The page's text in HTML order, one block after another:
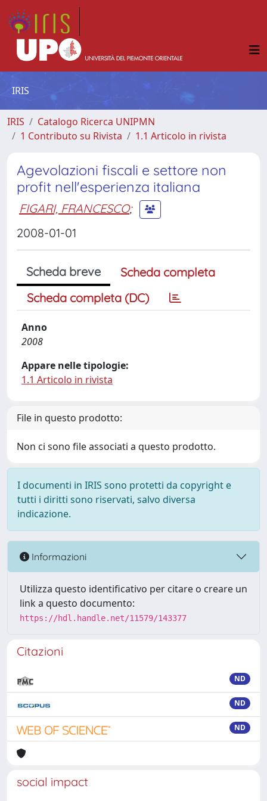
IRIS
IRIS
Catalogo Ricerca UNIPMN
1 Contributo su Rivista
1.1 Articolo in rivista
Agevolazioni fiscali e settore non
profit nell'esperienza italiana
FIGARI, FRANCESCO;
2008-01-01
Scheda breve
Scheda completa
Scheda completa (DC)
Anno
2008
Appare nelle tipologie:
1.1 Articolo in rivista
File in questo prodotto:
Non ci sono file associati a questo prodotto.
I documenti in IRIS sono protetti da copyright e
tutti i diritti sono riservati, salvo diversa
indicazione.
Informazioni
Utilizza questo identificativo per citare o creare un
link a questo documento:
https://hdl.handle.net/11579/143377
Citazioni
ND
ND
ND
social impact